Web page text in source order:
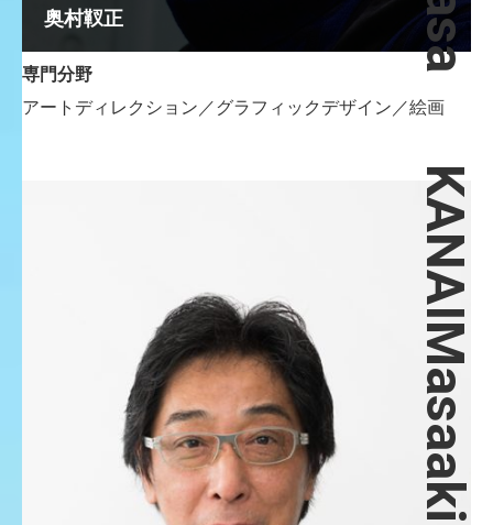
奥村靫正
専門分野
アートディレクション／グラフィックデザイン／絵画
KANAIMasaaki